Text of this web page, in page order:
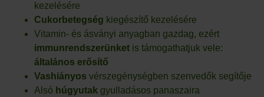
kezelésére
Cukorbetegség kiegészítő kezelésére
Vitamin- és ásványi anyagban gazdag, ezért
immunrendszerünket is támogathatjuk vele:
általános erősítő
Vashiányos vérszegénységben szenvedők segítője
Alsó húgyutak gyulladásos panaszaira